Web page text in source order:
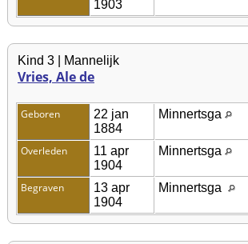
1903
Kind 3 | Mannelijk
Vries, Ale de
Geboren
22 jan
1884
Minnertsga
Overleden
11 apr
1904
Minnertsga
Begraven
13 apr
1904
Minnertsga